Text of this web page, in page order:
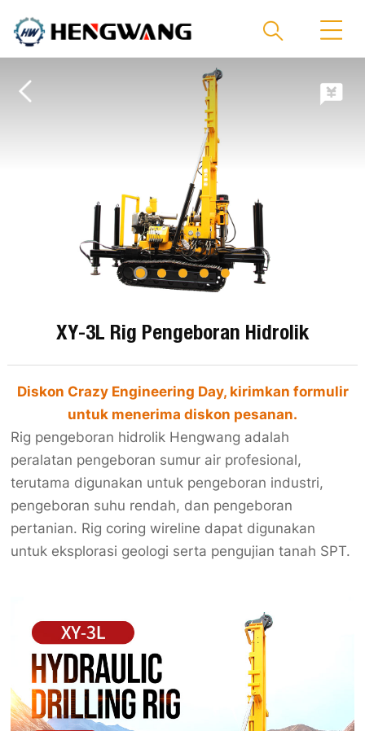
XY-3L Rig Pengeboran Hidrolik
Diskon Crazy Engineering Day, kirimkan formulir
untuk menerima diskon pesanan.
Rig pengeboran hidrolik Hengwang adalah
peralatan pengeboran sumur air profesional,
terutama digunakan untuk pengeboran industri,
pengeboran suhu rendah, dan pengeboran
pertanian. Rig coring wireline dapat digunakan
untuk eksplorasi geologi serta pengujian tanah SPT.